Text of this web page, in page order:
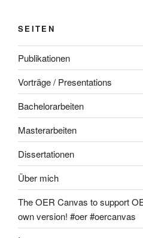
SEITEN
Publikationen
Vorträge / Presentations
Bachelorarbeiten
Masterarbeiten
Dissertationen
Über mich
The OER Canvas to support
own version! #oer #oercanvas